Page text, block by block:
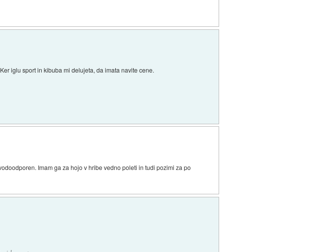
iglu sport in kibuba mi delujeta, da imata navite cene.
Imam ga za hojo v hribe vedno poleti in tudi pozimi za po